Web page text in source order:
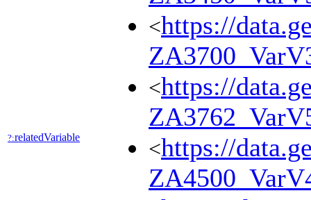
?:relatedVariable
<https://
<https://
<https://